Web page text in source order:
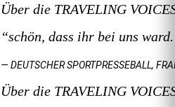
Über die TRAVELING
“schön, dass ihr bei uns
— DEUTSCHER SPORTPRESSEBALL,
Über die TRAVELING